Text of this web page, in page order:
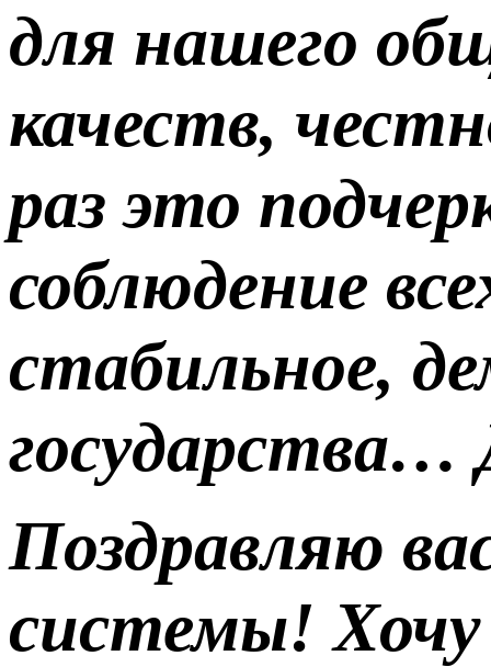
для нашего
качеств,
раз это
соблюдение
стабильное,
государства…
Поздравляю
системы! Хочу